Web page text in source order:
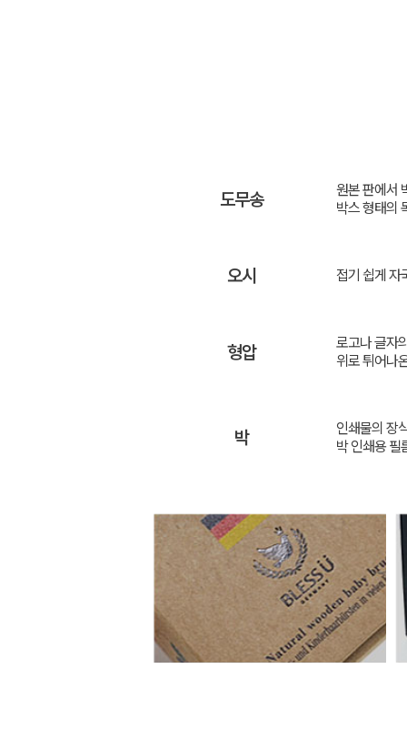
도무송
원본 판에서
박스 형태의
오시 접기 쉽게 자
형압
로고나 글자
위로 튀어나
박
인쇄물의 장
박 인쇄용 필